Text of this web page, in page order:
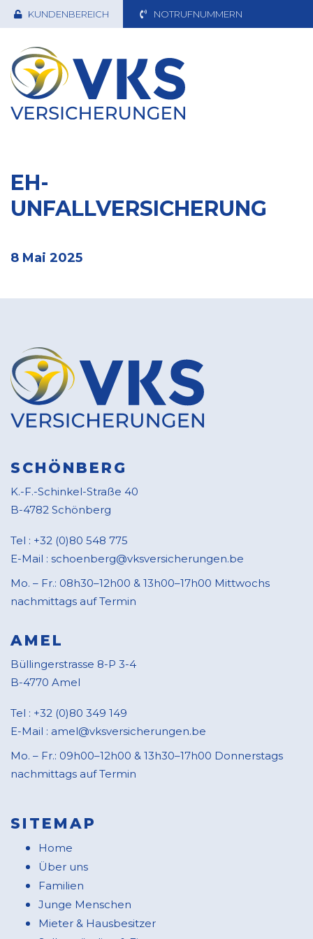
KUNDENBEREICH NOTRUFNUMMERN
EH-
UNFALLVERSICHERUNG
8 Mai 2025
SCHÖNBERG
K.-F.-Schinkel-Straße 40
B-4782 Schönberg
Tel : +32 (0)80 548 775
E-Mail : schoenberg@vksversicherungen.be
Mo. – Fr.: 08h30–12h00 & 13h00–17h00 Mittwochs
nachmittags auf Termin
AMEL
Büllingerstrasse 8-P 3-4
B-4770 Amel
Tel : +32 (0)80 349 149
E-Mail : amel@vksversicherungen.be
Mo. – Fr.: 09h00–12h00 & 13h30–17h00 Donnerstags
nachmittags auf Termin
SITEMAP
Home
Über uns
Familien
Junge Menschen
Mieter & Hausbesitzer